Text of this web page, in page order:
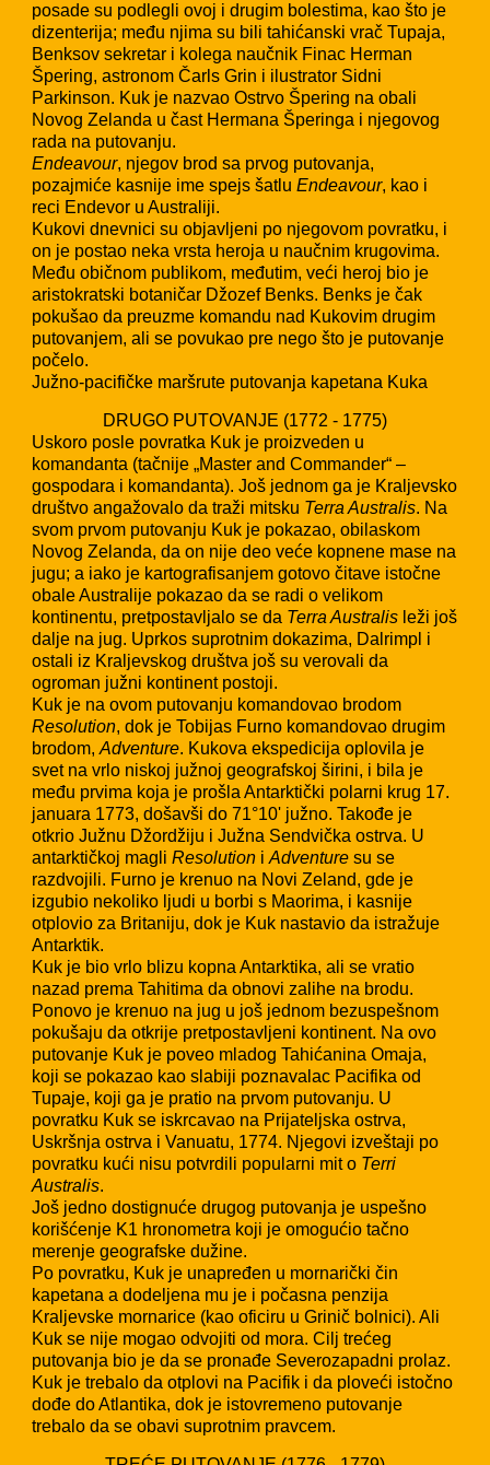
posade su podlegli ovoj i drugim bolestima, kao što je
dizenterija; među njima su bili tahićanski vrač Tupaja,
Benksov sekretar i kolega naučnik Finac Herman
Špering, astronom Čarls Grin i ilustrator Sidni
Parkinson. Kuk je nazvao Ostrvo Špering na obali
Novog Zelanda u čast Hermana Šperinga i njegovog
rada na putovanju.
Endeavour, njegov brod sa prvog putovanja,
pozajmiće kasnije ime spejs šatluEndeavour, kao i
reci Endevor u Australiji.
Kukovi dnevnici su objavljeni po njegovom povratku, i
on je postao neka vrsta heroja u naučnim krugovima.
Među običnom publikom, međutim, veći heroj bio je
aristokratski botaničar Džozef Benks. Benks je čak
pokušao da preuzme komandu nad Kukovim drugim
putovanjem, ali se povukao pre nego što je putovanje
počelo.
Južno-pacifičke maršrute putovanja kapetana Kuka
DRUGO PUTOVANJE (1772 - 1775)
Uskoro posle povratka Kuk je proizveden u
komandanta (tačnije „Master and Commander“ –
gospodara i komandanta). Još jednom ga je Kraljevsko
društvo angažovalo da traži mitsku Terra Australis. Na
svom prvom putovanju Kuk je pokazao, obilaskom
Novog Zelanda, da on nije deo veće kopnene mase na
jugu; a iako je kartografisanjem gotovo čitave istočne
obale Australije pokazao da se radi o velikom
kontinentu, pretpostavljalo se da Terra Australis leži još
dalje na jug. Uprkos suprotnim dokazima, Dalrimpl i
ostali iz Kraljevskog društva još su verovali da
ogroman južni kontinent postoji.
Kuk je na ovom putovanju komandovao brodom
Resolution, dok je Tobijas Furno komandovao drugim
brodom,Adventure. Kukova ekspedicija oplovila je
svet na vrlo niskoj južnoj geografskoj širini, i bila je
među prvima koja je prošla Antarktički polarni krug 17.
januara 1773, došavši do 71°10' južno. Takođe je
otkrio Južnu Džordžiju i Južna Sendvička ostrva. U
antarktičkoj magliResolution iAdventure su se
razdvojili. Furno je krenuo na Novi Zeland, gde je
izgubio nekoliko ljudi u borbi s Maorima, i kasnije
otplovio za Britaniju, dok je Kuk nastavio da istražuje
Antarktik.
Kuk je bio vrlo blizu kopna Antarktika, ali se vratio
nazad prema Tahitima da obnovi zalihe na brodu.
Ponovo je krenuo na jug u još jednom bezuspešnom
pokušaju da otkrije pretpostavljeni kontinent. Na ovo
putovanje Kuk je poveo mladog Tahićanina Omaja,
koji se pokazao kao slabiji poznavalac Pacifika od
Tupaje, koji ga je pratio na prvom putovanju. U
povratku Kuk se iskrcavao na Prijateljska ostrva,
Uskršnja ostrva i Vanuatu, 1774. Njegovi izveštaji po
povratku kući nisu potvrdili popularni mit o Terri
Australis.
Još jedno dostignuće drugog putovanja je uspešno
korišćenje K1 hronometra koji je omogućio tačno
merenje geografske dužine.
Po povratku, Kuk je unapređen u mornarički čin
kapetana a dodeljena mu je i počasna penzija
Kraljevske mornarice (kao oficiru u Grinič bolnici). Ali
Kuk se nije mogao odvojiti od mora. Cilj trećeg
putovanja bio je da se pronađe Severozapadni prolaz.
Kuk je trebalo da otplovi na Pacifik i da ploveći istočno
dođe do Atlantika, dok je istovremeno putovanje
trebalo da se obavi suprotnim pravcem.